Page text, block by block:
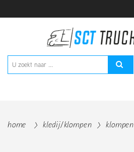
home kledij/klompen klompen